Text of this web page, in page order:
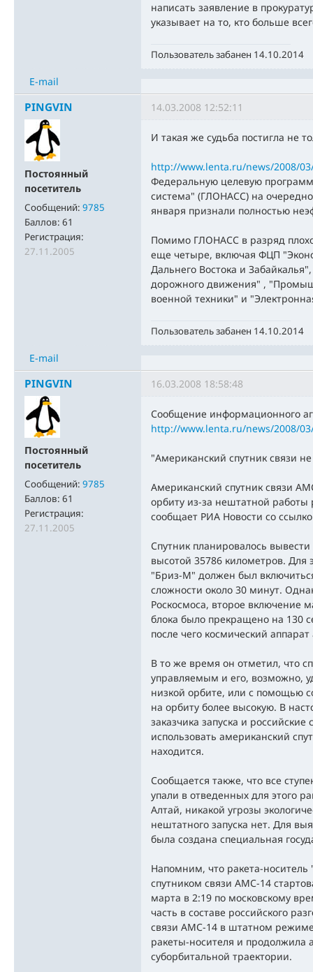
написать заявление в
указывает на то, кто больше
Пользователь забанен 14.10.2014
E-mail
PINGVIN
Постоянный
посетитель
Сообщений: 9785
Баллов: 61
Регистрация:
27.11.2005
14.03.2008 12:52:11
И такая же судьба постигла не
http://www.lenta.ru/news/2008/
Федеральную целевую
система" (ГЛОНАСС) на
января признали полностью
Помимо ГЛОНАСС в разряд
еще четыре, включая ФЦП
Дальнего Востока и
дорожного движения" ,
военной техники" и
Пользователь забанен 14.10.2014
E-mail
PINGVIN
Постоянный
посетитель
Сообщений: 9785
Баллов: 61
Регистрация:
27.11.2005
16.03.2008 18:58:48
Сообщение информационного
http://www.lenta.ru/news/2008/
"Американский спутник связи
Американский спутник связи
орбиту из-за нештатной
сообщает РИА Новости со
Спутник планировалось
высотой 35786 километров. Для
"Бриз-М" должен был
сложности около 30 минут.
Роскосмоса, второе включение
блока было прекращено на 130
после чего космический
В то же время он отметил, что
управляемым и его, возможно,
низкой орбите, или с помощью
на орбиту более высокую. В
заказчика запуска и
использовать американский
находится.
Сообщается также, что все
упали в отведенных для этого
Алтай, никакой угрозы
нештатного запуска нет. Для
была создана специальная
Напомним, что ракета-
спутником связи АМС-14
марта в 2:19 по московскому
часть в составе российского
связи АМС-14 в штатном режиме
ракеты-носителя и продолжила
суборбитальной траектории.